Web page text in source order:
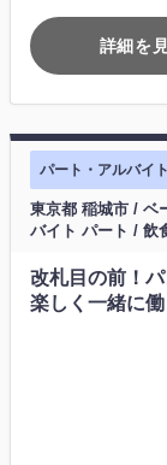
詳細を
パート・アルバイト
東京都 稲城市 / ベ
バイト パート / 飲
改札目の前！
楽しく一緒に働